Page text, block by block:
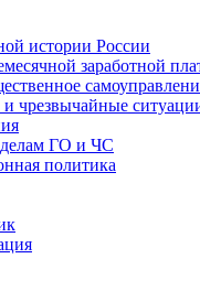
истории России
заработной
и чрезвычайные
ГО и ЧС
политика